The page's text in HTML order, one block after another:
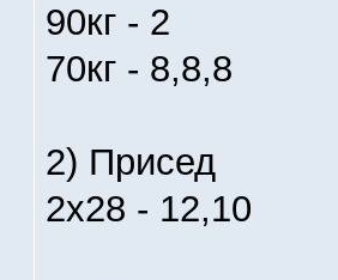
90кг - 2
70кг - 8,8,8
2) Присед
2х28 - 12,10